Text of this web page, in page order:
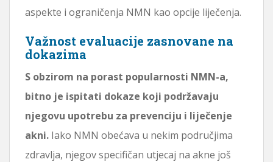
aspekte i ograničenja NMN kao opcije liječenja.
Važnost evaluacije zasnovane na
dokazima
S obzirom na porast popularnosti NMN-a,
bitno je ispitati dokaze koji podržavaju
njegovu upotrebu za prevenciju i liječenje
akni. Iako NMN obećava u nekim područjima
zdravlja, njegov specifičan utjecaj na akne još